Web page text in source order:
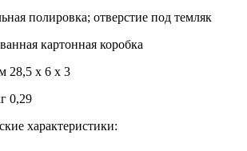
полировка; отверстие под темляк
картонная коробка
28,5 х 6 х 3
0,29
характеристики: